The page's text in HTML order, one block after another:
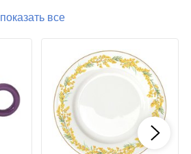
показать все